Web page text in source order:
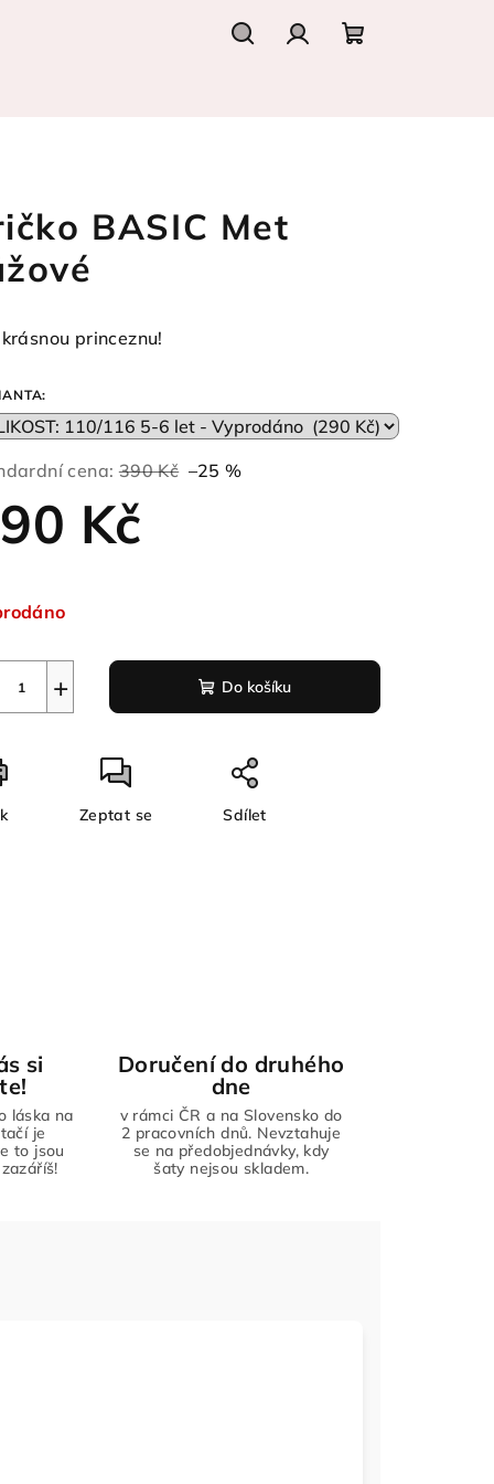
BASIC Met
princeznu!
cena: 390 Kč –25 %
Kč
+ Do košíku
Zeptat se Sdílet
si
láska na
je
to jsou
Doručení do druhého
dne
v rámci ČR a na Slovensko do
2 pracovních dnů. Nevztahuje
se na předobjednávky, kdy
šaty nejsou skladem.